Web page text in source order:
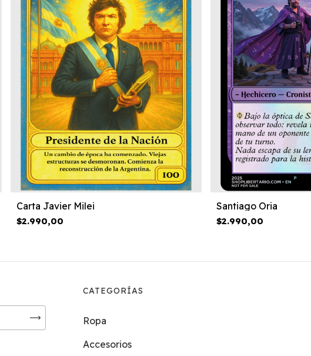
Carta Javier Milei
$2.990,00
Santiago Oria
$2.990,00
CATEGORÍAS
Ropa
Accesorios